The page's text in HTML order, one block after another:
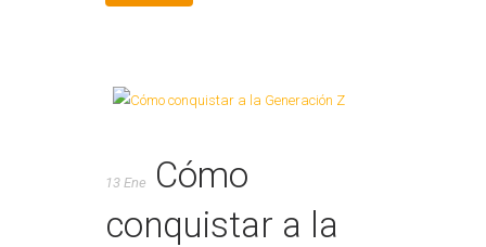
13 Ene
Cómo
conquistar a la